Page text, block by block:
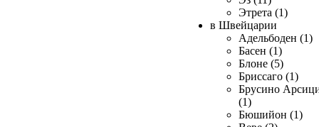
Этрета (1)
в Швейцарии
Адельбоден (1)
Басен (1)
Блоне (5)
Бриссаго (1)
Брусино
(1)
Бюшийон (1)